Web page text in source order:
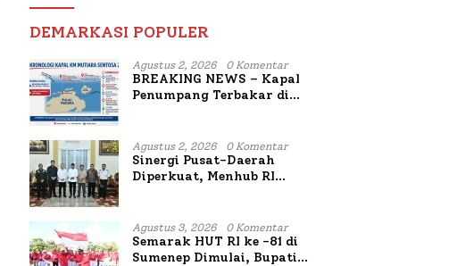
DEMARKASI POPULER
Agustus 2, 2026 0 Komentar
BREAKING NEWS – Kapal
Penumpang Terbakar di
Agustus 2, 2026 0 Komentar
Sinergi Pusat-Daerah
Diperkuat, Menhub RI
Mutiara Sentosa II
Agustus 3, 2026 0 Komentar
Semarak HUT RI ke -81 di
Sumenep Dimulai, Bupati